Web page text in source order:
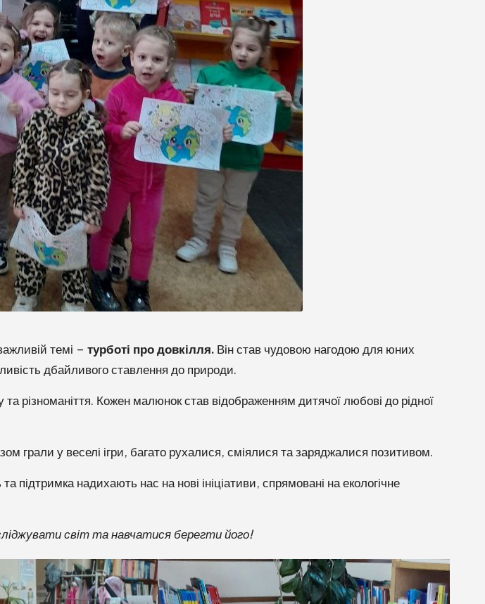
темі – турботі про довкілля. Він став чудовою нагодою для юних
дбайливого ставлення до природи.
різноманіття. Кожен малюнок став відображенням дитячої любові до рідної
грали у веселі ігри, багато рухалися, сміялися та заряджалися позитивом.
надихають нас на нові ініціативи, спрямовані на екологічне
світ та навчатися берегти його!
🌙